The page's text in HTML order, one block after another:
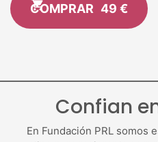
COMPRAR 49 €
Confian
En Fundación PRL somos